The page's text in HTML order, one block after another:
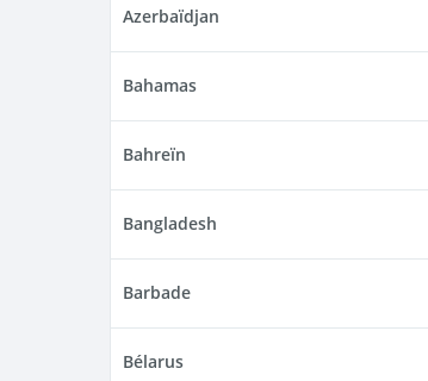
Azerbaïdjan
Bahamas
Bahreïn
Bangladesh
Barbade
Bélarus